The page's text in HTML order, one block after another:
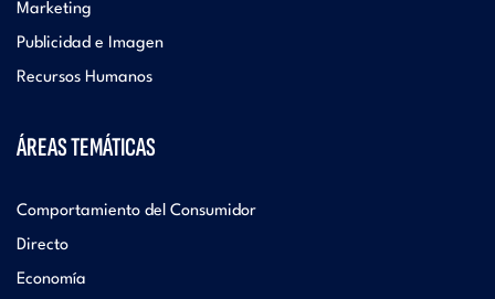
Marketing
Publicidad e Imagen
Recursos Humanos
ÁREAS TEMÁTICAS
Comportamiento del Consumidor
Directo
Economía